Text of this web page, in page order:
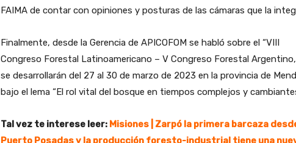
FAIMA de contar con opiniones y posturas de las cámaras que la
Finalmente, desde la Gerencia de APICOFOM se habló sobre el “VIII
Congreso Forestal Latinoamericano – V Congreso Forestal
se desarrollarán del 27 al 30 de marzo de 2023 en la provincia de
bajo el lema “El rol vital del bosque en tiempos complejos y
Tal vez te interese leer: Misiones | Zarpó la primera barcaza
Puerto Posadas y la producción foresto-industrial tiene una